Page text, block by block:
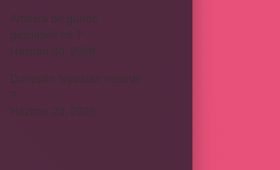
Amasra bir günde
gezilebilir mi ?
Haziran 30, 2026
Doneptin faydaları nelerdir
?
Haziran 20, 2026